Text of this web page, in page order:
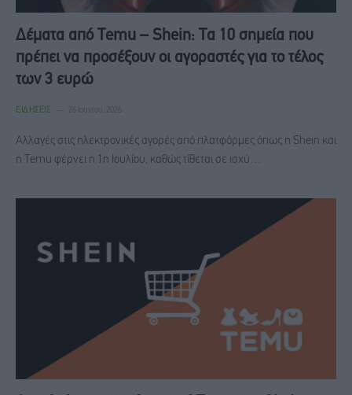
Δέματα από Temu – Shein: Τα 10 σημεία που
πρέπει να προσέξουν οι αγοραστές για το τέλος
των 3 ευρώ
ΕΙΔΉΣΕΙΣ 26 Ιουνίου, 2026
Αλλαγές στις ηλεκτρονικές αγορές από πλατφόρμες όπως η Shein και
η Temu φέρνει η 1η Ιουλίου, καθώς τίθεται σε ισχύ…